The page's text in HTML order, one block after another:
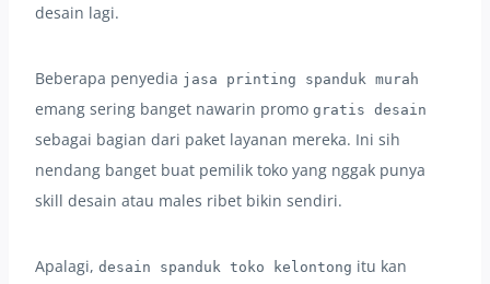
desain lagi.
Beberapa penyedia jasa printing spanduk murah
emang sering banget nawarin promo gratis desain
sebagai bagian dari paket layanan mereka. Ini sih
nendang banget buat pemilik toko yang nggak punya
skill desain atau males ribet bikin sendiri.
Apalagi, desain spanduk toko kelontong itu kan